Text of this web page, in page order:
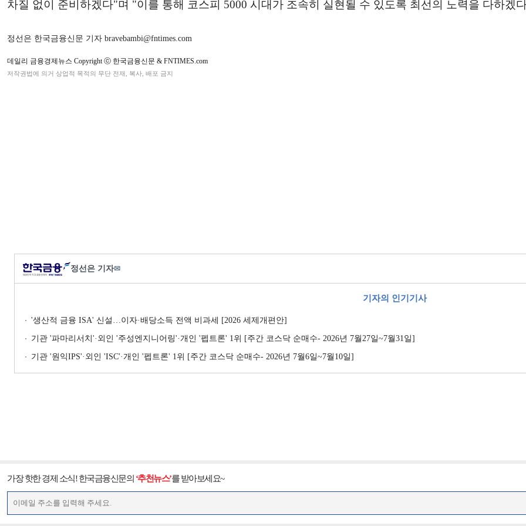
차질 없이 준비하겠다"며 "이를 통해 코스피 5000 시대가 조속히 실현될 수 있도록 최선의 노력을 다하겠
정선은 한국금융신문 기자 bravebambi@fntimes.com
데일리 금융경제뉴스 Copyright ⓒ 한국금융신문 & FNTIMES.com
저작권법에 의거 상업적 목적의 무단 전재, 복사, 배포 금지
정선은 기자✉
기자의 인기기사
'생산적 금융 ISA' 신설…이자·배당소득 전액 비과세 [2026 세제개편안]
기관 '파마리서치'·외인 '주성엔지니어링'·개인 '펩트론' 1위 [주간 코스닥 순매수- 2026년 7월27일~7월31일]
기관 '원익IPS'·외인 'ISC'·개인 '펩트론' 1위 [주간 코스닥 순매수- 2026년 7월6일~7월10일]
가장 핫한 경제 소식! 한국금융신문의 ‘추천뉴스’를 받아보세요~